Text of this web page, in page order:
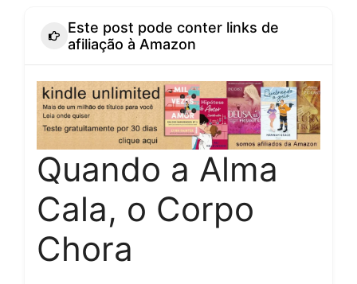
Este post pode conter links de
afiliação à Amazon
Quando a Alma
Cala, o Corpo
Chora